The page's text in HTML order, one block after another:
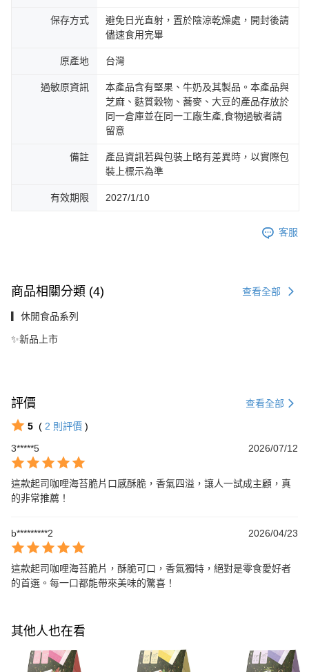
保存方式
避免日光直射，置於陰涼乾燥處，開封後請
儘速食用完畢
原產地 台灣
過敏原資訊
本產品含有堅果、牛奶及其製品。本產品與
芝麻、麩質穀物、蕎麥、大豆的產品存放於
同一倉庫並在同一工廠生產,食物過敏者請
留意
備註
產品資訊若與包裝上略有差異時，以實際包
裝上標示為準
有效期限 2027/1/10
客服
商品相關分類 (4) 查看全部
▎休閒食品系列
✨新品上市
評價 查看全部
5 ( 2 則評價 )
3*****5
2026/07/12
這款起司咖哩海苔脆片口感酥脆，香氣四溢，讓人一試成主顧，真
的非常推薦！
b*********2 2026/04/23
這款起司咖哩海苔脆片，酥脆可口，香氣獨特，絕對是零食愛好者
的首選。每一口都能帶來美味的驚喜！
其他人也在看